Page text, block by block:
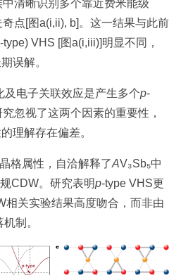
中清晰识别多个靠近费米能级
点[图a(i,ii), b]。这一结果与此前
-type) VHS [图a(i,iii)]明显不同，
误解。
及电子关联效应是产生多个p-
忽视了这两个因素的重要性，
理解存在偏差。
格属性，自洽解释了AV₃Sb₅中
CDW。研究表明p-type VHS更
相关实验结果高度吻合，而非由
制。